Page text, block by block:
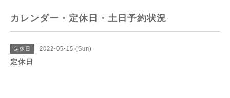
カレンダー・定休日・土日予約状況
定休日 2022-05-15 (Sun)
定休日